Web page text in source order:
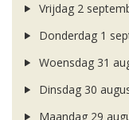
Vrijdag 2
Donderdag 1
Woensdag 31
Dinsdag 30
Maandag 29